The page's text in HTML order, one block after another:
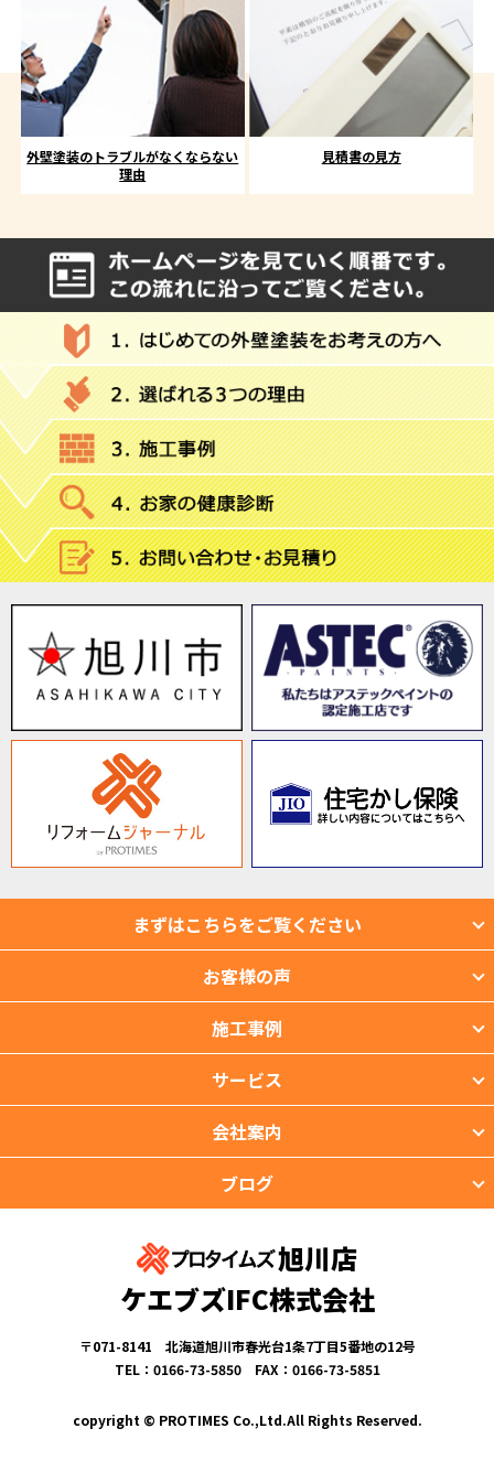
外壁塗装のトラブルがなくならない
理由
見積書の見方
まずはこちらをご覧ください
お客様の声
施工事例
サービス
会社案内
ブログ
旭川店
ケエブズIFC株式会社
〒071-8141 北海道旭川市春光台1条7丁目5番地の12号
TEL：0166-73-5850 FAX：0166-73-5851
copyright © PROTIMES Co.,Ltd.All Rights Reserved.